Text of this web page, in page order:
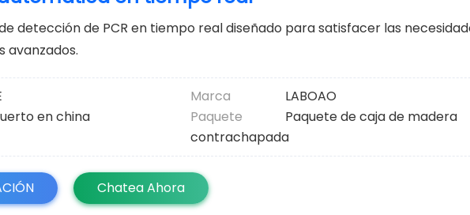
detección de PCR en tiempo real diseñado para satisfacer las
avanzados.
Marca
LABOAO
en china Paquete
Paquete de caja de madera
contrachapada
Chatea Ahora